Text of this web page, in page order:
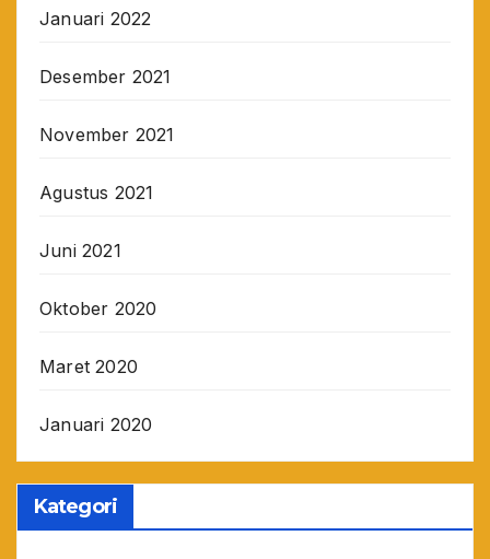
Januari 2022
Desember 2021
November 2021
Agustus 2021
Juni 2021
Oktober 2020
Maret 2020
Januari 2020
Kategori